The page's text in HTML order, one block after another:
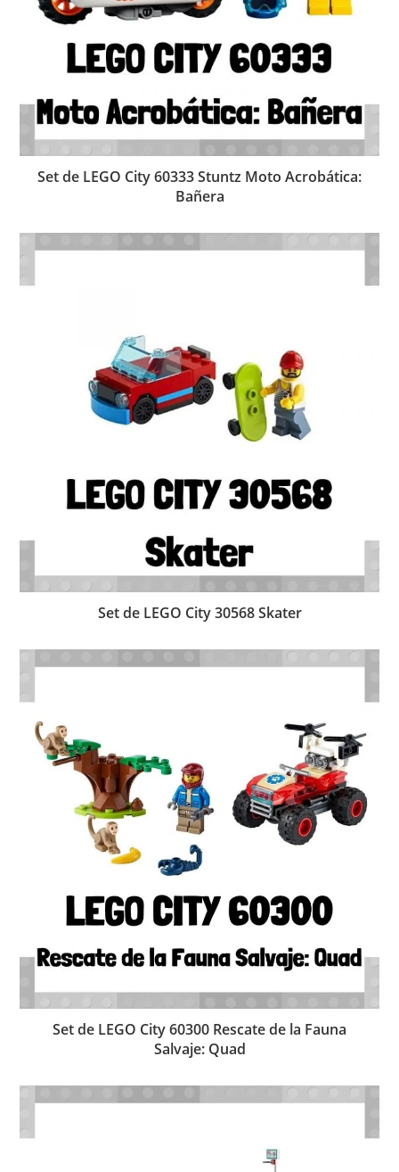
Set de LEGO City 60333 Stuntz Moto Acrobática:
Bañera
Set de LEGO City 30568 Skater
Set de LEGO City 60300 Rescate de la Fauna
Salvaje: Quad